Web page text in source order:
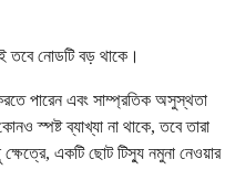
তবে নোডটি বড় থাকে।
পারেন এবং সাম্প্রতিক অসুস্থতা
স্পষ্ট ব্যাখ্যা না থাকে, তবে তারা
ক্ষেত্রে, একটি ছোট টিস্যু নমুনা নেওয়ার